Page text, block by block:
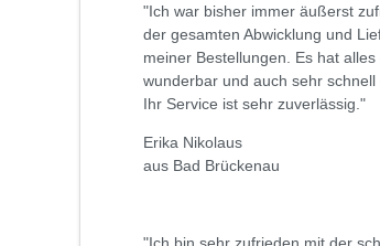
"Ich war bisher immer äußerst
der gesamten Abwicklung und
meiner Bestellungen. Es hat alles
wunderbar und auch sehr schnell
Ihr Service ist sehr zuverlässig."
Erika Nikolaus
aus Bad Brückenau